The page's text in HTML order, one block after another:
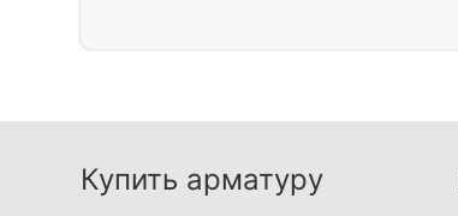
Купить арматуру